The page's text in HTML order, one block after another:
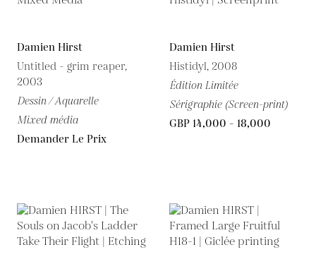
Damien Hirst
Untitled - grim reaper,
2003
Dessin / Aquarelle
Mixed média
Demander Le Prix
Damien Hirst
Histidyl, 2008
Édition Limitée
Sérigraphie (Screen-print)
GBP 14,000 - 18,000